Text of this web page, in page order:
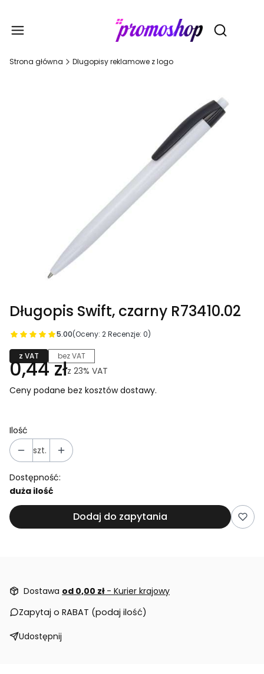
Otwórz
Strona główna Dlugopisy reklamowe z logo
Długopis Swift, czarny R73410.02
5.00(Oceny: 2 Recenzje: 0)
z VAT bez VAT
0,44 złz 23% VAT
Ceny podane bez kosztów dostawy.
Ilość
szt.
Dostępność:
duża ilość
Dodaj do zapytania
Dostawa od 0,00 zł - Kurier krajowy
Zapytaj o RABAT (podaj ilość)
Udostępnij